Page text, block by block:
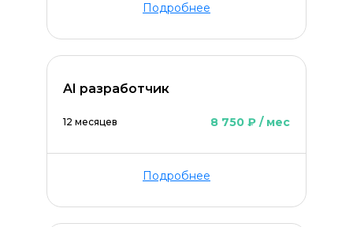
Подробнее
AI разработчик
12 месяцев 8 750 ₽ / мес
Подробнее